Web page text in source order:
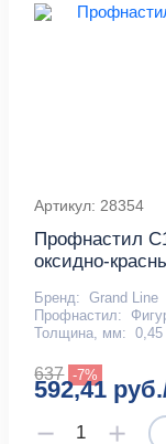
Артикул: 28354
Профнастил
оксидно-
Бренд: Grand Line
Профнастил:
Толщина, мм: 0,45
637 -7%
592,41